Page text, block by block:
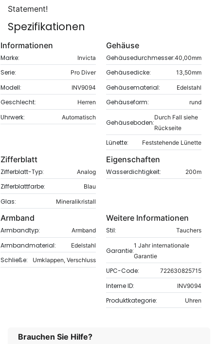
Statement!
Spezifikationen
Informationen
Marke: Invicta
Serie: Pro Diver
Modell: INV9094
Geschlecht: Herren
Uhrwerk: Automatisch
Gehäuse
Gehäusedurchmesser:40,00mm
Gehäusedicke: 13,50mm
Gehäusematerial: Edelstahl
Gehäuseform: rund
Gehäuseboden:
Durch Fall siehe
Rückseite
Lünette: Feststehende Lünette
Zifferblatt
Zifferblatt-Typ: Analog
Zifferblattfarbe: Blau
Glas: Mineralikristall
Eigenschaften
Wasserdichtigkeit: 200m
Armband
Armbandtyp: Armband
Armbandmaterial: Edelstahl
Schließe: Umklappen, Verschluss
Weitere Informationen
Stil: Tauchers
Garantie:
1 Jahr internationale
Garantie
UPC-Code: 722630825715
Interne ID: INV9094
Produktkategorie: Uhren
Brauchen Sie Hilfe?